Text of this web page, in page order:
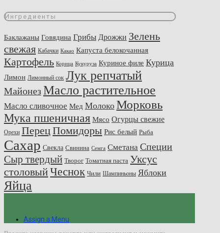
Ингредиенты
Баклажаны Говядина Грибы Дрожжи Зелень
свежая Кабачки Какао Капуста белокочанная
Картофель Корица Кукуруза Куриное филе Курица
Лимон Лимонный сок Лук репчатый
МайонезМасло растительное
Масло сливочное Мед Молоко Морковь
Мука пшеничная Мясо Огурцы свежие
Орехи ПерецПомидоры Рис белый Рыба
Сахар Свекла Свинина Семга Сметана Специи
Сыр твердый Творог Томатная паста Уксус
столовыйЧеснок Чили Шампиньоны Яблоки
Яйца
Assign a Menu